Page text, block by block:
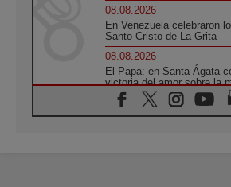
08.08.2026
En Venezuela celebraron
Santo Cristo de La Grita
08.08.2026
El Papa: en Santa Ágata
victoria del amor sobre la
08.08.2026
León XIV visitará el